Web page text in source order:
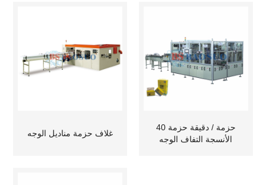
غلاف حزمة مناديل الوجه
40 حزمة / دقيقة حزمة
الأنسجة التفاف الوجه